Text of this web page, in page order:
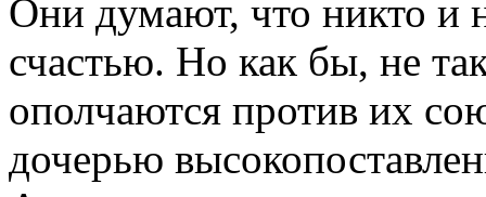
Они думают, что никто и
счастью. Но как бы, не
ополчаются против их
дочерью